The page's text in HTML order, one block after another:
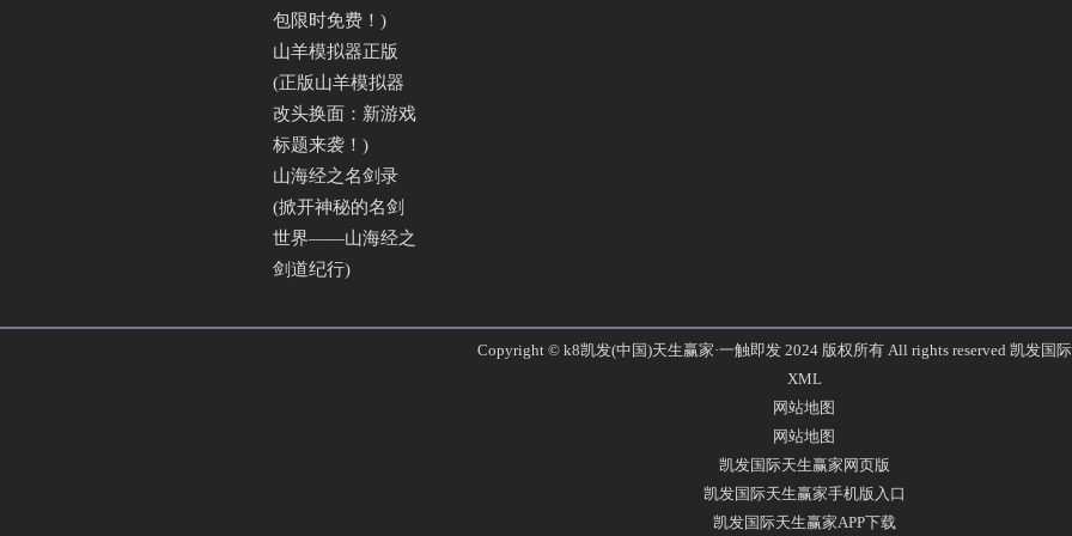
包限时免费！)
山羊模拟器正版
(正版山羊模拟器
改头换面：新游戏
标题来袭！)
山海经之名剑录
(掀开神秘的名剑
世界——山海经之
剑道纪行)
Copyright © k8凯发(中国)天生赢家·一触即发 2024 版权所有 All rights reserved 凯发国
XML
网站地图
网站地图
凯发国际天生赢家网页版
凯发国际天生赢家手机版入口
凯发国际天生赢家APP下载